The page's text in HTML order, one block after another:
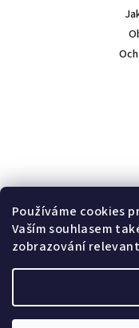
Používáme cookies
Vaším souhlasem
zobrazování